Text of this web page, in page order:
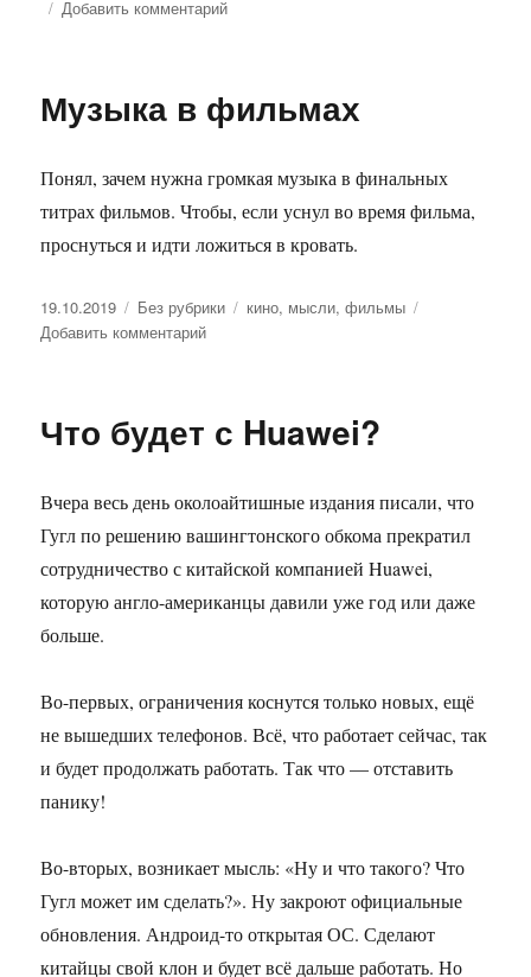
Добавить комментарий
это
воплощении
врача?
Музыка в фильмах
Понял, зачем нужна громкая музыка в финальных
титрах фильмов. Чтобы, если уснул во время фильма,
проснуться и идти ложиться в кровать.
Опубликовано
19.10.2019 Рубрики
Без рубрики Метки
кино, мысли,фильмы
Добавить комментарий
фильмах
Что будет с Huawei?
Вчера весь день околоайтишные издания писали, что
Гугл по решению вашингтонского обкома прекратил
сотрудничество с китайской компанией Huawei,
которую англо-американцы давили уже год или даже
больше.
Во-первых, ограничения коснутся только новых, ещё
не вышедших телефонов. Всё, что работает сейчас, так
и будет продолжать работать. Так что — отставить
панику!
Во-вторых, возникает мысль: «Ну и что такого? Что
Гугл может им сделать?». Ну закроют официальные
обновления. Андроид-то открытая ОС. Сделают
китайцы свой клон и будет всё дальше работать. Но